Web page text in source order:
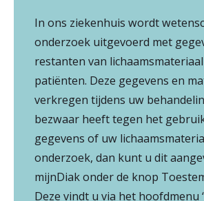
In ons ziekenhuis wordt
onderzoek uitgevoerd met
restanten van
patiënten. Deze gegevens en
verkregen tijdens uw
bezwaar heeft tegen het
gegevens of uw
onderzoek, dan kunt u dit
mijnDiak onder de knop
Deze vindt u via het hoofdmenu